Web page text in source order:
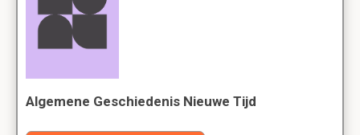
Algemene Geschiedenis Nieuwe Tijd